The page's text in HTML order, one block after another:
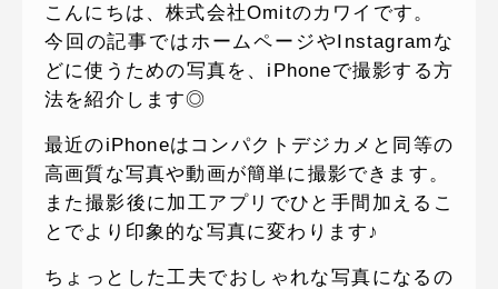
オミラボWEBでお問い合わせ
( 24時間365日いつでも受付対応 )
月〜金曜10:00 〜 19:00 ( 土日祝定休 )
こんにちは、株式会社Omitのカワイです。
今回の記事ではホームページやInstagramな
どに使うための写真を、iPhoneで撮影する方
法を紹介します◎
最近のiPhoneはコンパクトデジカメと同等の
高画質な写真や動画が簡単に撮影できます。
また撮影後に加工アプリでひと手間加えるこ
とでより印象的な写真に変わります♪
ちょっとした工夫でおしゃれな写真になるの